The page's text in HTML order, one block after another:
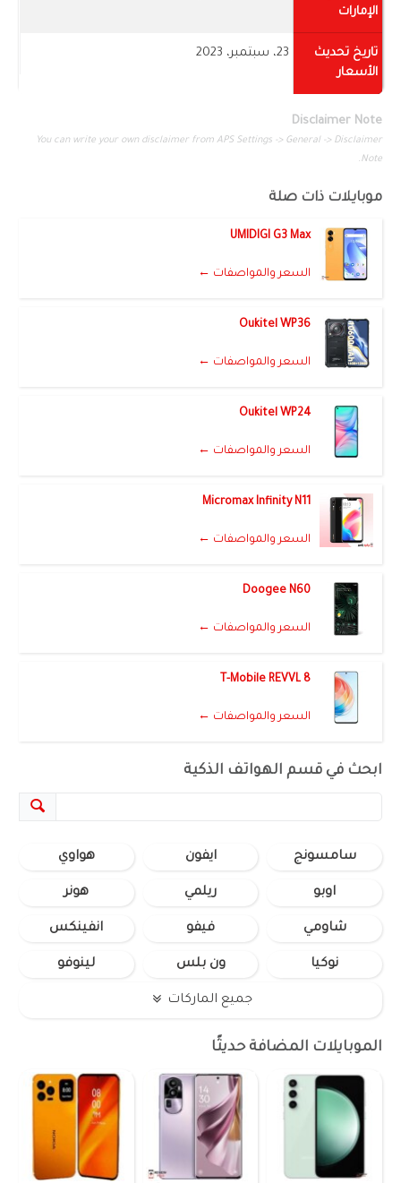
الإمارات
تاريخ تحديث
الأسعار
23، سبتمبر، 2023
Disclaimer Note
You can write your own disclaimer from APS Settings -> General -> Disclaimer
Note.
موبايلات ذات صلة
UMIDIGI G3 Max
السعر والمواصفات ←
Oukitel WP36
السعر والمواصفات ←
Oukitel WP24
السعر والمواصفات ←
Micromax Infinity N11
السعر والمواصفات ←
Doogee N60
السعر والمواصفات ←
T-Mobile REVVL 8
السعر والمواصفات ←
ابحث في قسم الهواتف الذكية
سامسونج ايفون هواوي
اوبو ريلمي هونر
شاومي فيفو انفينكس
نوكيا ون بلس لينوفو
جميع الماركات
الموبايلات المضافة حديثًا